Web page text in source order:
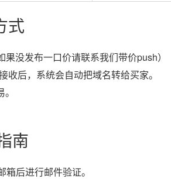
式
果没发布一口价请联系我们带价push）
后，系统会自动把域名转给买家。
南
后进行邮件验证。